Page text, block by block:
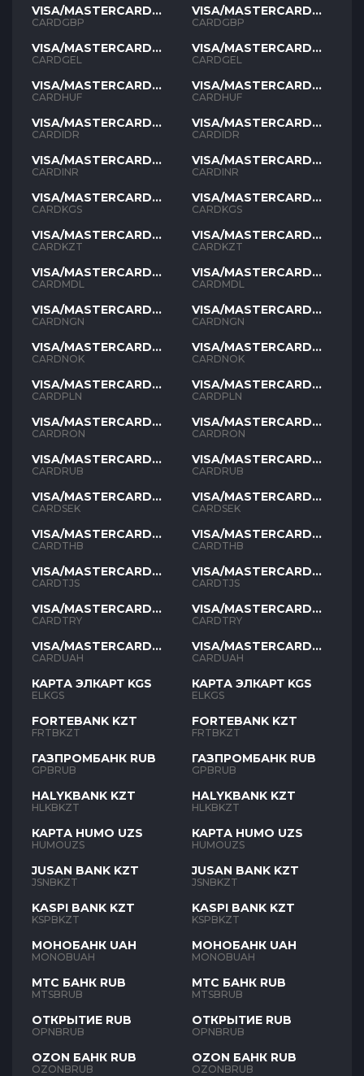
VISA/MASTERCARD
GBP
CARDGBP
VISA/MASTERCARD
GEL
CARDGEL
VISA/MASTERCARD
HUF
CARDHUF
VISA/MASTERCARD
IDR
CARDIDR
VISA/MASTERCARD
INR
CARDINR
VISA/MASTERCARD
KGS
CARDKGS
VISA/MASTERCARD
KZT
CARDKZT
VISA/MASTERCARD
MDL
CARDMDL
VISA/MASTERCARD
NGN
CARDNGN
VISA/MASTERCARD
NOK
CARDNOK
VISA/MASTERCARD
PLN
CARDPLN
VISA/MASTERCARD
RON
CARDRON
VISA/MASTERCARD
RUB
CARDRUB
VISA/MASTERCARD
SEK
CARDSEK
VISA/MASTERCARD
THB
CARDTHB
VISA/MASTERCARD
TJS
CARDTJS
VISA/MASTERCARD
TYR
CARDTRY
VISA/MASTERCARD
UAH
CARDUAH
КАРТА ЭЛКАРТ KGS
ELKGS
FORTEBANK KZT
FRTBKZT
ГАЗПРОМБАНК RUB
GPBRUB
HALYKBANK KZT
HLKBKZT
КАРТА HUMO UZS
HUMOUZS
JUSAN BANK KZT
JSNBKZT
KASPI BANK KZT
KSPBKZT
МОНОБАНК UAH
MONOBUAH
МТС БАНК RUB
MTSBRUB
ОТКРЫТИЕ RUB
OPNBRUB
OZON БАНК RUB
OZONBRUB
VISA/MASTERCARD
GBP
CARDGBP
VISA/MASTERCARD
GEL
CARDGEL
VISA/MASTERCARD
HUF
CARDHUF
VISA/MASTERCARD
IDR
CARDIDR
VISA/MASTERCARD
INR
CARDINR
VISA/MASTERCARD
KGS
CARDKGS
VISA/MASTERCARD
KZT
CARDKZT
VISA/MASTERCARD
MDL
CARDMDL
VISA/MASTERCARD
NGN
CARDNGN
VISA/MASTERCARD
NOK
CARDNOK
VISA/MASTERCARD
PLN
CARDPLN
VISA/MASTERCARD
RON
CARDRON
VISA/MASTERCARD
RUB
CARDRUB
VISA/MASTERCARD
SEK
CARDSEK
VISA/MASTERCARD
THB
CARDTHB
VISA/MASTERCARD
TJS
CARDTJS
VISA/MASTERCARD
TYR
CARDTRY
VISA/MASTERCARD
UAH
CARDUAH
КАРТА ЭЛКАРТ KGS
ELKGS
FORTEBANK KZT
FRTBKZT
ГАЗПРОМБАНК RUB
GPBRUB
HALYKBANK KZT
HLKBKZT
КАРТА HUMO UZS
HUMOUZS
JUSAN BANK KZT
JSNBKZT
KASPI BANK KZT
KSPBKZT
МОНОБАНК UAH
MONOBUAH
МТС БАНК RUB
MTSBRUB
ОТКРЫТИЕ RUB
OPNBRUB
OZON БАНК RUB
OZONBRUB